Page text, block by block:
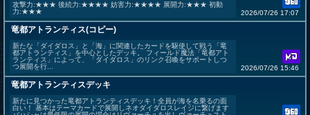
攻撃力:★★★ 後続力:★★★★ 妨害力:★★★★ 展開力:★★★ 初動
力:★★★
2026/07/26 17:07
竜都アトランティス(コピー)
新たな「ダイダロス」と「海」に関連したカードを駆使して戦う「竜
都アトランティス」を中心としたデッキ。 フィールド魔法「竜都アト
ランティス」によって、「ダイダロス」のリンク召喚をサポートしつ
つ展開を行...
2026/07/26 15:46
竜都アトランティスデッキ
新たに見つかった竜都アトランティスデッキ！全員が海を名乗るの面
白い！ 基本はテーマカードで展開しネオダイダロスレイジに繋げます